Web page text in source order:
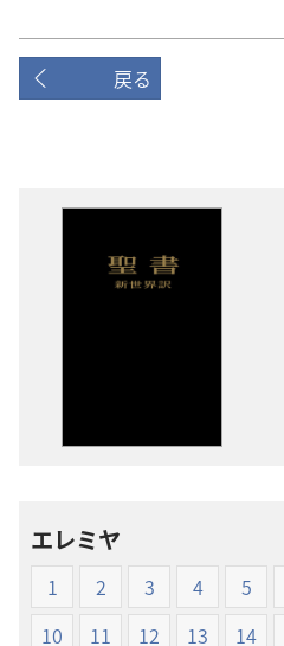
戻る
エレミヤ
1 2 3 4 5
10
11 12 13 14